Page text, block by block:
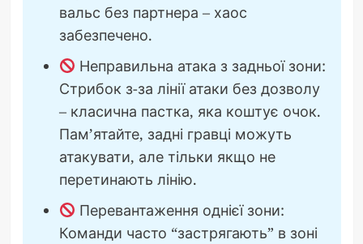
вальс без партнера – хаос
забезпечено.
Неправильна атака з задньої зони:
Стрибок з-за лінії атаки без дозволу
– класична пастка, яка коштує очок.
Пам’ятайте, задні гравці можуть
атакувати, але тільки якщо не
перетинають лінію.
Перевантаження однієї зони:
Команди часто “застрягають” в зоні